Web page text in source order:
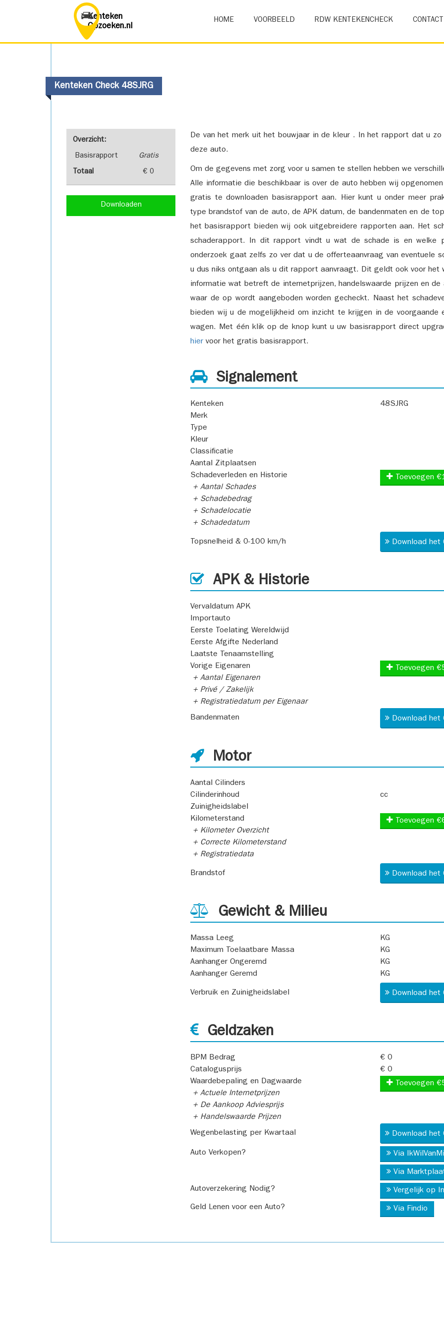
Kenteken
Opzoeken.nl
HOME VOORBEELD RDW KENTEKENCHECK CONTACT
Kenteken Check 48SJRG
Overzicht:
Basisrapport Gratis
Totaal € 0
Downloaden
De van het merk uit het bouwjaar in de kleur . In het rapport dat u
deze auto.
Om de gegevens met zorg voor u samen te stellen hebben we
Alle informatie die beschikbaar is over de auto hebben wij
gratis te downloaden basisrapport aan. Hier kunt u onder meer
type brandstof van de auto, de APK datum, de bandenmaten en de
het basisrapport bieden wij ook uitgebreidere rapporten aan. Het
schaderapport. In dit rapport vindt u wat de schade is en welke
onderzoek gaat zelfs zo ver dat u de offerteaanvraag van eventuele
u dus niks ontgaan als u dit rapport aanvraagt. Dit geldt ook voor
informatie wat betreft de internetprijzen, handelswaarde prijzen en
waar de op wordt aangeboden worden gecheckt. Naast het
bieden wij u de mogelijkheid om inzicht te krijgen in de voorgaande
wagen. Met één klik op de knop kunt u uw basisrapport direct
hier voor het gratis basisrapport.
Signalement
Kenteken
48SJRG
Merk
Type
Kleur
Classificatie
Aantal Zitplaatsen
Schadeverleden en Historie
+ Aantal Schades
+ Schadebedrag
+ Schadelocatie
+ Schadedatum
Toevoegen
Topsnelheid & 0-100 km/h Download
APK & Historie
Vervaldatum APK
Importauto
Eerste Toelating Wereldwijd
Eerste Afgifte Nederland
Laatste Tenaamstelling
Vorige Eigenaren
+ Aantal Eigenaren
+ Privé / Zakelijk
+ Registratiedatum per Eigenaar
Toevoegen
Bandenmaten Download
Motor
Aantal Cilinders
Cilinderinhoud
cc
Zuinigheidslabel
Kilometerstand
+ Kilometer Overzicht
+ Correcte Kilometerstand
+ Registratiedata
Toevoegen
Brandstof Download
Gewicht & Milieu
Massa Leeg
KG
Maximum Toelaatbare Massa
KG
Aanhanger Ongeremd
KG
Aanhanger Geremd
KG
Verbruik en Zuinigheidslabel Download
Geldzaken
BPM Bedrag
€ 0
Catalogusprijs
€ 0
Waardebepaling en Dagwaarde
+ Actuele Internetprijzen
+ De Aankoop Adviesprijs
+ Handelswaarde Prijzen
Toevoegen
Wegenbelasting per Kwartaal Download
Auto Verkopen? Via
Via
Autoverzekering Nodig? Vergelijk op
Geld Lenen voor een Auto? Via Findio